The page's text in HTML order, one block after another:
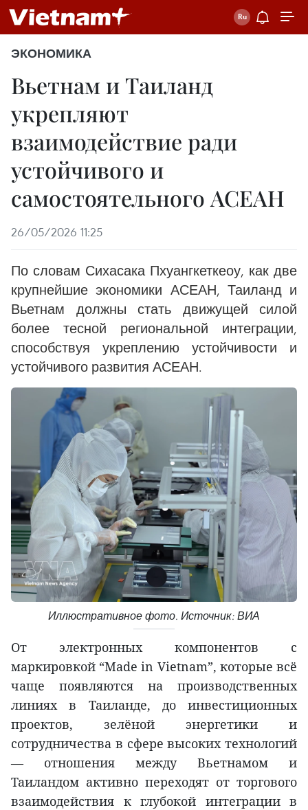
ЭКОНОМИКА
Вьетнам и Таиланд
укрепляют
взаимодействие ради
устойчивого и
самостоятельного АСЕАН
26/05/2026 11:25
По словам Сихасака Пхуангкеткеоу, как две
крупнейшие экономики АСЕАН, Таиланд и
Вьетнам должны стать движущей силой
более тесной региональной интеграции,
способствуя укреплению устойчивости и
устойчивого развития АСЕАН.
Иллюстративное фото. Источник: ВИА
От электронных компонентов с
маркировкой “Made in Vietnam”, которые всё
чаще появляются на производственных
линиях в Таиланде, до инвестиционных
проектов, зелёной энергетики и
сотрудничества в сфере высоких технологий
— отношения между Вьетнамом и
Таиландом активно переходят от торгового
взаимодействия к глубокой интеграции в